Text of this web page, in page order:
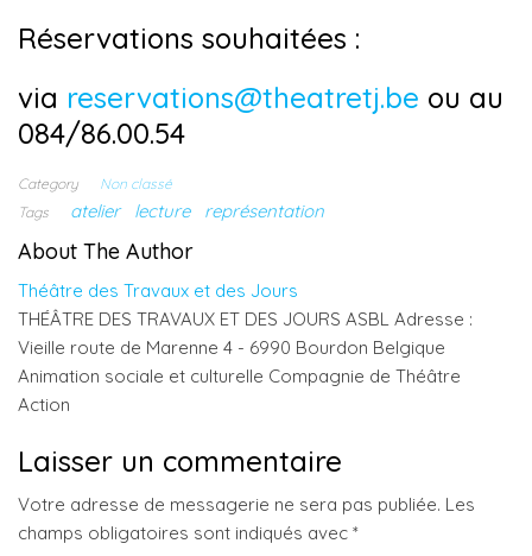
Réservations souhaitées :
via reservations@theatretj.be ou au
084/86.00.54
Category
Non classé
Tags
atelier lecture représentation
About The Author
Théâtre des Travaux et des Jours
THÉÂTRE DES TRAVAUX ET DES JOURS ASBL Adresse :
Vieille route de Marenne 4 - 6990 Bourdon Belgique
Animation sociale et culturelle Compagnie de Théâtre
Action
Laisser un commentaire
Votre adresse de messagerie ne sera pas publiée. Les
champs obligatoires sont indiqués avec *